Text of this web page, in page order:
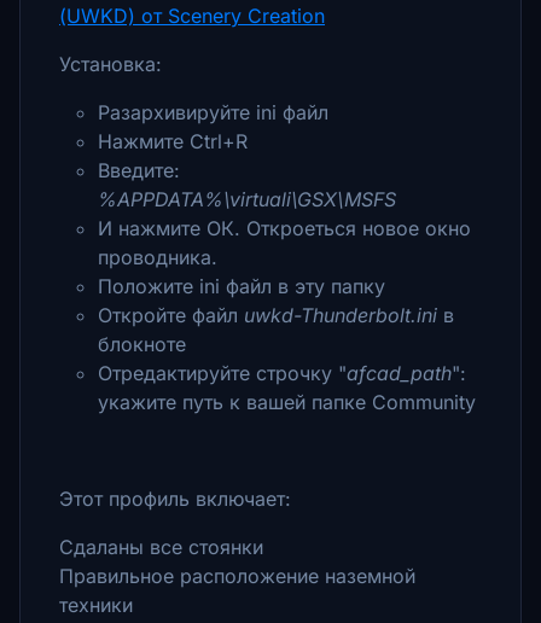
(UWKD) от Scenery Creation
Установка:
Разархивируйте ini файл
Нажмите Ctrl+R
Введите:
%APPDATA%\virtuali\GSX\MSFS
И нажмите ОК. Откроеться новое окно
проводника.
Положите ini файл в эту папку
Откройте файл uwkd-Thunderbolt.ini в
блокноте
Отредактируйте строчку "afcad_path":
укажите путь к вашей папке Community
Этот профиль включает:
Сдаланы все стоянки
Правильное расположение наземной
техники